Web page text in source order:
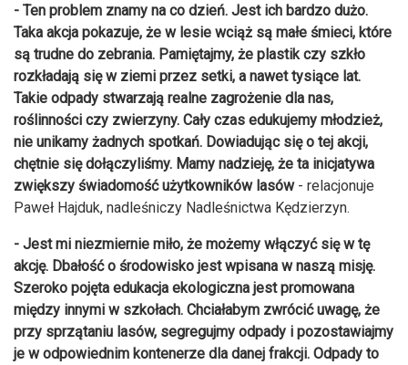
- Ten problem znamy na co dzień. Jest ich bardzo dużo.
Taka akcja pokazuje, że w lesie wciąż są małe śmieci, które
są trudne do zebrania. Pamiętajmy, że plastik czy szkło
rozkładają się w ziemi przez setki, a nawet tysiące lat.
Takie odpady stwarzają realne zagrożenie dla nas,
roślinności czy zwierzyny. Cały czas edukujemy młodzież,
nie unikamy żadnych spotkań. Dowiadując się o tej akcji,
chętnie się dołączyliśmy. Mamy nadzieję, że ta inicjatywa
zwiększy świadomość użytkowników lasów- relacjonuje
Paweł Hajduk, nadleśniczy Nadleśnictwa Kędzierzyn.
- Jest mi niezmiernie miło, że możemy włączyć się w tę
akcję. Dbałość o środowisko jest wpisana w naszą misję.
Szeroko pojęta edukacja ekologiczna jest promowana
między innymi w szkołach. Chciałabym zwrócić uwagę, że
przy sprzątaniu lasów, segregujmy odpady i pozostawiajmy
je w odpowiednim kontenerze dla danej frakcji. Odpady to